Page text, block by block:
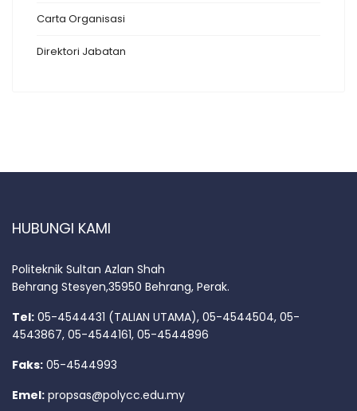
Carta Organisasi
Direktori Jabatan
HUBUNGI KAMI
Politeknik Sultan Azlan Shah
Behrang Stesyen,35950 Behrang, Perak.
Tel: 05-4544431 (TALIAN UTAMA), 05-4544504, 05-
4543867, 05-4544161, 05-4544896
Faks: 05-4544993
Emel: propsas@polycc.edu.my